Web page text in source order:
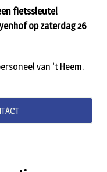
een fietssleutel
op zaterdag 26
van ‘t Heem.